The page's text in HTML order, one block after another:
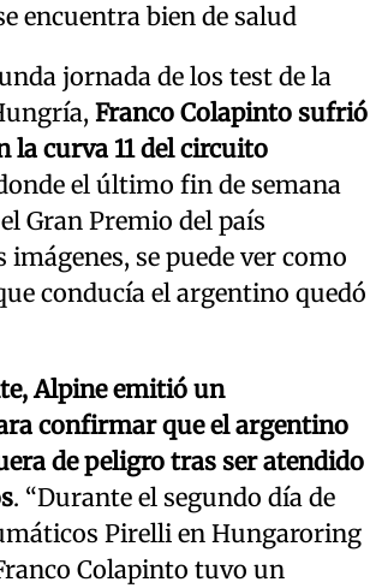
encuentra bien de salud
jornada de los test de la
Franco Colapinto sufrió
la curva 11 del circuito
el último fin de semana
Gran Premio del país
imágenes, se puede ver como
conducía el argentino quedó
Alpine emitió un
confirmar que el argentino
de peligro tras ser atendido
. “Durante el segundo día de
Pirelli en Hungaroring
Colapinto tuvo un